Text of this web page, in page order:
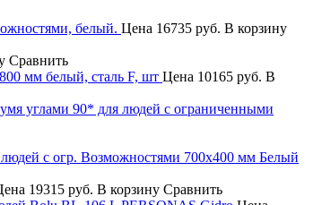
белый. Цена 16735 руб. В корзину
Сравнить
мм белый, сталь F, шт Цена 10165 руб. В
углами 90* для людей с ограниченными
с огр. Возможностями 700x400 мм Белый
19315 руб. В корзину Сравнить